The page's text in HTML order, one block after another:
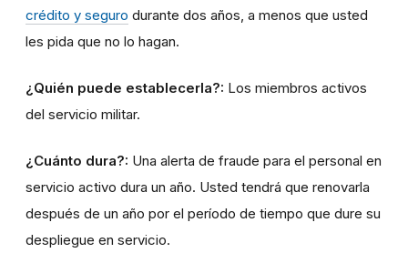
crédito y seguro durante dos años, a menos que usted
les pida que no lo hagan.
¿Quién puede establecerla?: Los miembros activos
del servicio militar.
¿Cuánto dura?: Una alerta de fraude para el personal en
servicio activo dura un año. Usted tendrá que renovarla
después de un año por el período de tiempo que dure su
despliegue en servicio.